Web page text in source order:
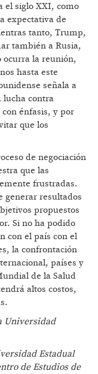
el siglo XXI, como
expectativa de
tanto, Trump,
también a Rusia,
ocurra la reunión,
hasta este
señala a
lucha contra
énfasis, y por
que los
de negociación
que las
frustradas.
generar resultados
propuestos
Si no ha podido
con el país con el
la confrontación
países y
de la Salud
altos costos,
Universidad
Estadual
de Estudios de